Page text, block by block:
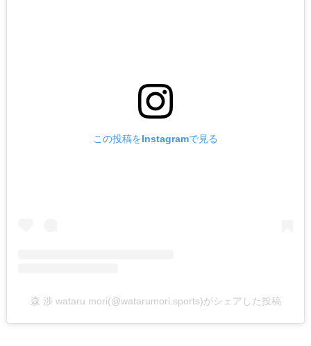
この投稿をInstagramで見る
森 渉 wataru mori(@watarumori.sports)がシェアした投稿